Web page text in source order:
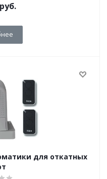
руб.
для откатных